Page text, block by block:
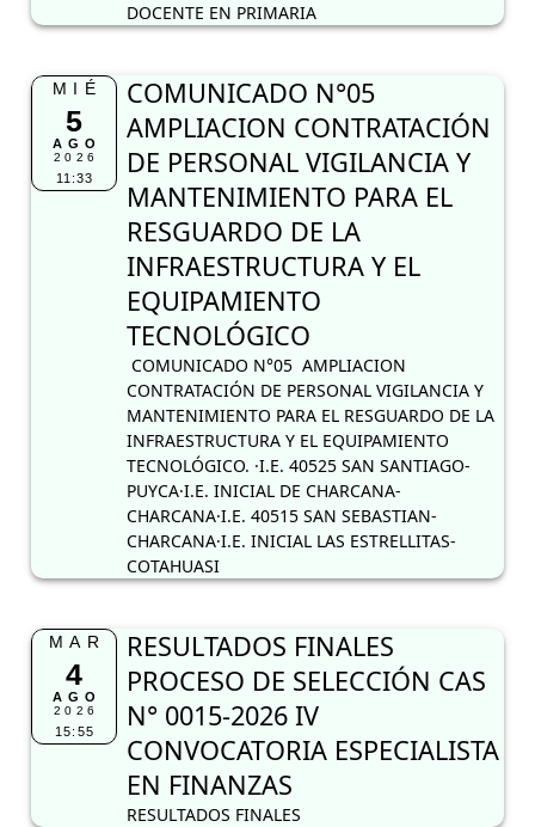
DOCENTE EN PRIMARIA
MIÉ
5
AGO
2026
11:33
COMUNICADO N°05
AMPLIACION CONTRATACIÓN
DE PERSONAL VIGILANCIA Y
MANTENIMIENTO PARA EL
RESGUARDO DE LA
INFRAESTRUCTURA Y EL
EQUIPAMIENTO
TECNOLÓGICO
COMUNICADO N°05 AMPLIACION
CONTRATACIÓN DE PERSONAL VIGILANCIA Y
MANTENIMIENTO PARA EL RESGUARDO DE LA
INFRAESTRUCTURA Y EL EQUIPAMIENTO
TECNOLÓGICO. ·I.E. 40525 SAN SANTIAGO-
PUYCA·I.E. INICIAL DE CHARCANA-
CHARCANA·I.E. 40515 SAN SEBASTIAN-
CHARCANA·I.E. INICIAL LAS ESTRELLITAS-
COTAHUASI
MAR
4
AGO
2026
15:55
RESULTADOS FINALES
PROCESO DE SELECCIÓN CAS
N° 0015-2026 IV
CONVOCATORIA ESPECIALISTA
EN FINANZAS
RESULTADOS FINALES